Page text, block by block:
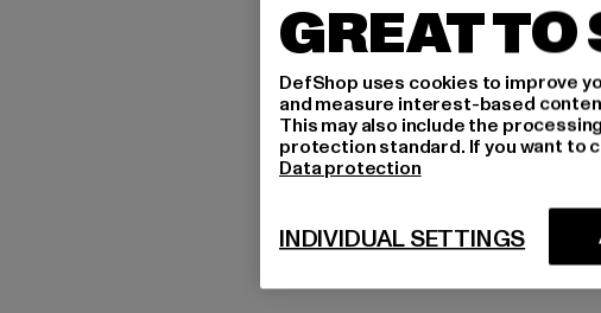
GREAT TO
DefShop uses cookies to improve
and measure interest-based
This may also include the
protection standard. If you want to
Data protection
INDIVIDUAL SETTINGS